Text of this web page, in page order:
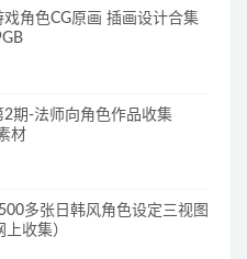
戏角色CG原画 插画设计合集
2期-法师向角色作品收集
材
多张日韩风角色设定三视图
收集）